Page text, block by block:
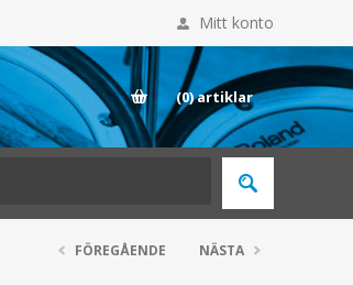
Mitt konto
(0)artiklar
FÖREGÅENDE NÄSTA